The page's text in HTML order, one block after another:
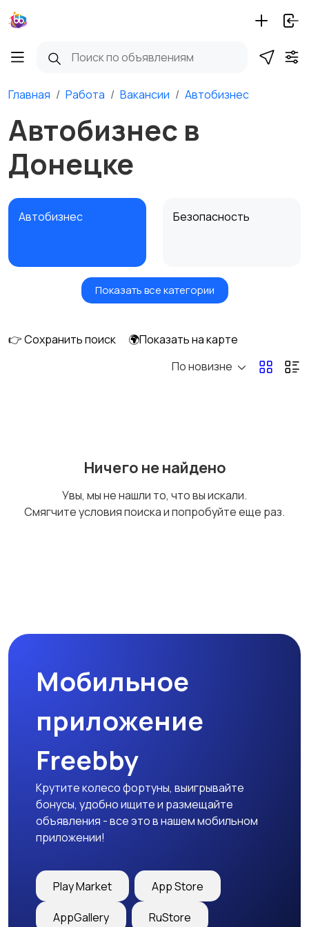
Главная Работа Вакансии Автобизнес
Автобизнес в
Донецке
Автобизнес Безопасность
Бытовые услуги и
Высший менеджмент
Добыча сырья,
Медицина Начало карьеры
Образование и наука
закупки
Показать все категории
👉 Сохранить поиск
🌍Показать на карте
По новизне
Ничего не найдено
Увы, мы не нашли то, что вы искали.
Смягчите условия поиска и попробуйте еще раз.
Мобильное
приложение
Freebby
Крутите колесо фортуны, выигрывайте
бонусы, удобно ищите и размещайте
объявления - все это в нашем мобильном
приложении!
Play Market App Store
AppGallery RuStore